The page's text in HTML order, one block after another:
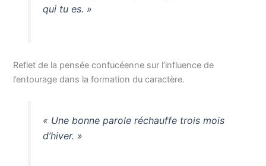
qui tu es. »
Reflet de la pensée confucéenne sur l’influence de
l’entourage dans la formation du caractère.
« Une bonne parole réchauffe trois mois
d’hiver. »